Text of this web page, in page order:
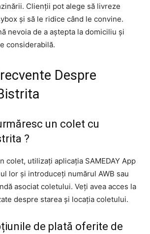
Clienții pot alege să livreze
și să le ridice când le convine.
nevoia de a aștepta la domiciliu și
considerabilă.
Despre
un colet cu
?
colet, utilizați aplicația SAMEDAY App
lor și introduceți numărul AWB sau
asociat coletului. Veți avea acces la
despre starea și locația coletului.
de plată oferite de